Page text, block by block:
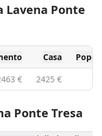
Lavena Ponte
Casa
€ 2425 €
Ponte Tresa